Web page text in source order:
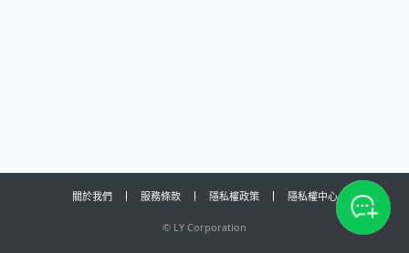
關於我們 服務條款 隱私權政策 隱私權中心
© LY Corporation